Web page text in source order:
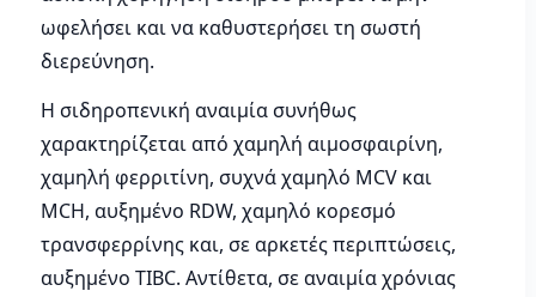
ωφελήσει και να καθυστερήσει τη σωστή
διερεύνηση.
Η σιδηροπενική αναιμία συνήθως
χαρακτηρίζεται από χαμηλή αιμοσφαιρίνη,
χαμηλή φερριτίνη, συχνά χαμηλό MCV και
MCH, αυξημένο RDW, χαμηλό κορεσμό
τρανσφερρίνης και, σε αρκετές περιπτώσεις,
αυξημένο TIBC. Αντίθετα, σε αναιμία χρόνιας